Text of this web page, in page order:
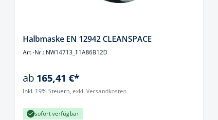
Halbmaske EN 12942 CLEANSPACE
Art.-Nr.: NW14713_11A86B12D
ab 165,41 €*
Inkl. 19% Steuern, exkl. Versandkosten
sofort verfügbar